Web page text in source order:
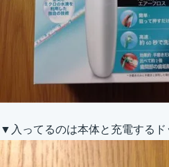
▼入ってるのは本体と充電するド